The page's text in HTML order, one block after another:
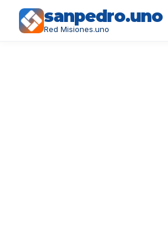
sanpedro.uno
Red Misiones.uno